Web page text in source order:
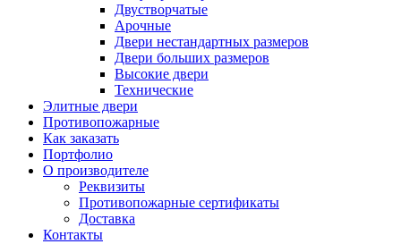
Двустворчатые
Арочные
Двери нестандартных размеров
Двери больших размеров
Высокие двери
Технические
Элитные двери
Противопожарные
Как заказать
Портфолио
О производителе
Реквизиты
Противопожарные сертификаты
Доставка
Контакты